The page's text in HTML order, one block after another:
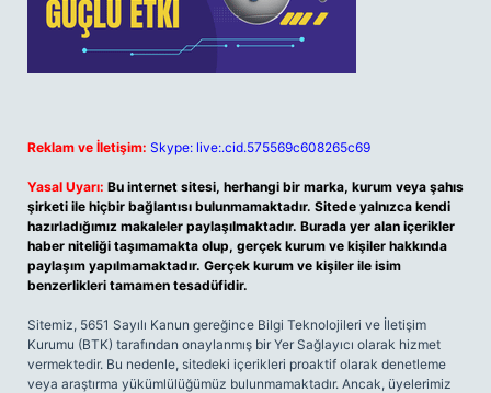
Reklam ve İletişim: Skype: live:.cid.575569c608265c69
Yasal Uyarı: Bu internet sitesi, herhangi bir marka, kurum veya şahıs
şirketi ile hiçbir bağlantısı bulunmamaktadır. Sitede yalnızca kendi
hazırladığımız makaleler paylaşılmaktadır. Burada yer alan içerikler
haber niteliği taşımamakta olup, gerçek kurum ve kişiler hakkında
paylaşım yapılmamaktadır. Gerçek kurum ve kişiler ile isim
benzerlikleri tamamen tesadüfidir.
Sitemiz, 5651 Sayılı Kanun gereğince Bilgi Teknolojileri ve İletişim
Kurumu (BTK) tarafından onaylanmış bir Yer Sağlayıcı olarak hizmet
vermektedir. Bu nedenle, sitedeki içerikleri proaktif olarak denetleme
veya araştırma yükümlülüğümüz bulunmamaktadır. Ancak, üyelerimiz